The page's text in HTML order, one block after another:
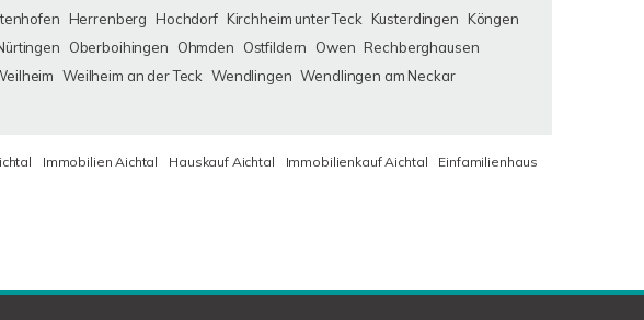
Herrenberg Hochdorf Kirchheim unter Teck Kusterdingen
Köngen
Oberboihingen Ohmden Ostfildern Owen Rechberghausen
Weilheim an der Teck Wendlingen Wendlingen am Neckar
Immobilien Aichtal Hauskauf Aichtal Immobilienkauf Aichtal
Einfamilienhaus